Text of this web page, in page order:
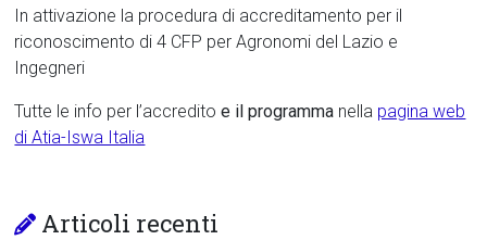
In attivazione la procedura di accreditamento per il
riconoscimento di 4 CFP per Agronomi del Lazio e
Ingegneri
Tutte le info per l’accreditoe il programma nella pagina web
di Atia-Iswa Italia
Articoli recenti